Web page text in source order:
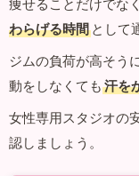
痩せることだけでなく
わらげる時間 として
ジムの負荷が高そう
動をしなくても 汗を
女性専用スタジオの
認しましょう。